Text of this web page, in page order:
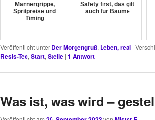
Männergrippe,
Spritpreise und
Timing
Safety first, das gilt
auch für Bäume
Veröffentlicht unter Der Morgengruß, Leben, real |
Resis-Tec, Start, Stelle | 1 Antwort
Was ist, was wird –